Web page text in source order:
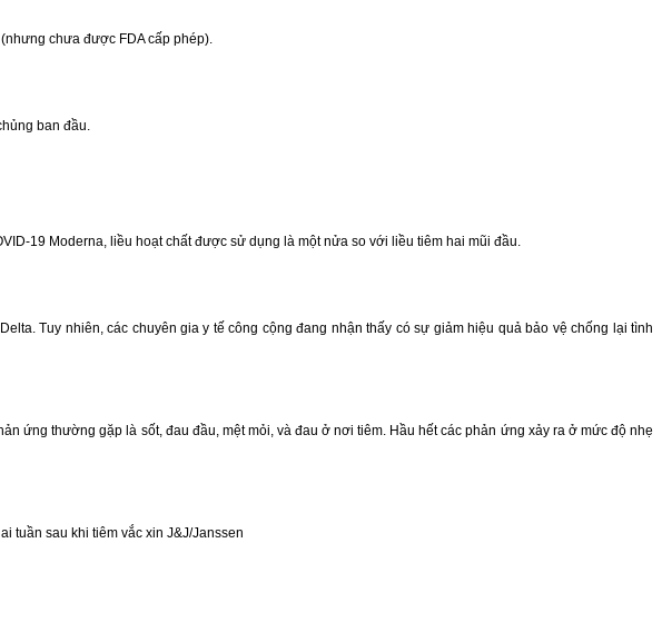
chưa được FDA cấp phép).
ban đầu.
19 Moderna, liều hoạt chất được sử dụng là một nửa so với liều tiêm hai mũi đầu.
Tuy nhiên, các chuyên gia y tế công cộng đang nhận thấy có sự giảm hiệu quả bảo vệ chống lại tình
ứng thường gặp là sốt, đau đầu, mệt mỏi, và đau ở nơi tiêm. Hầu hết các phản ứng xảy ra ở mức độ nhẹ
tuần sau khi tiêm vắc xin J&J/Janssen